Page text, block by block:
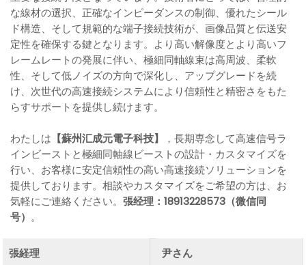
な線材の選択、正確なインピーダンスの制御、優れたシール
ド構造、そして規範的な端子接続技術が、画像品質と伝送安
定性を確保する鍵となります。より高い解像度とより高いフ
レームレートの発展に伴い、極細同軸線束は高周波、柔軟
性、そして低ノイズの方向で深化し、アップグレードを続
け、次世代の高速接続システムにより信頼性と精密さをもた
らすサポートを提供し続けます。
わたしは 【蘇州汇成元電子科技】
，長期専念して高速信号ラ
インビーストと極細同軸線ビーストの設計・カスタマイズを
行い、お客様に安定信頼性の高い高速接続ソリューションを
提供しております。相談やカスタマイズをご希望の方は、お
気軽にご連絡ください。張经理：18913228573（微信同
号） 。
張経理
尹さん